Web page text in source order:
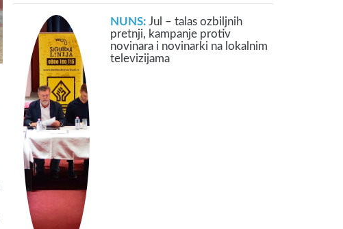
NUNS: Jul – talas ozbiljnih
pretnji, kampanje protiv
novinara i novinarki na lokalnim
televizijama